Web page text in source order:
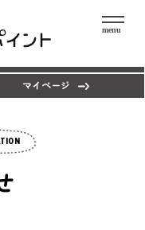
menu
マイページ